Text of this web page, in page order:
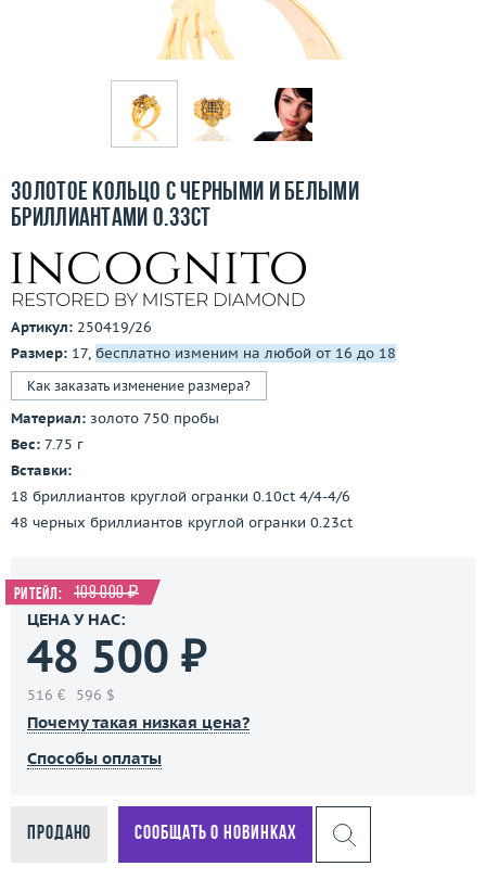
Бесплатная доставка
Покупка и оплата
Контакты
3D-тур по шоуруму
Золотое кольцо с черными и белыми
бриллиантами 0.33ct
Артикул: 250419/26
Размер: 17, бесплатно изменим на любой от 16 до 18
Как заказать изменение размера?
Материал: золото 750 пробы
Вес: 7.75 г
Вставки:
18 бриллиантов круглой огранки 0.10ct 4/4-4/6
48 черных бриллиантов круглой огранки 0.23ct
Ритейл: 109 000 ₽
ЦЕНА У НАС:
48 500 ₽
516 € 596 $
Почему такая низкая цена?
Способы оплаты
Продано Сообщать о новинках